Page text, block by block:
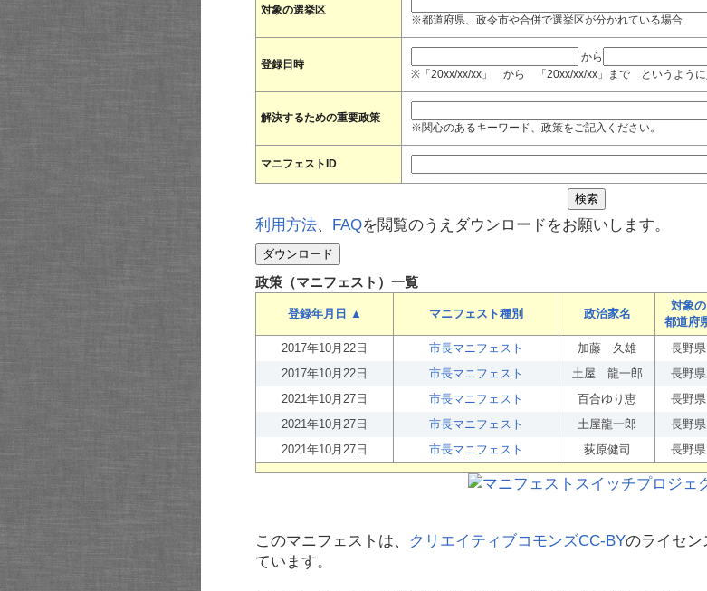
対象の選挙区
※都道府県、政令市や合併で選挙区が分かれている場合
登録日時
から
※「20xx/xx/xx」 から 「20xx/xx/xx」まで というように
解決するための重要政策
※関心のあるキーワード、政策をご記入ください。
マニフェストID
利用方法、 FAQを閲覧のうえダウンロードをお願いします。
政策（マニフェスト）一覧
登録年月日 ▲ マニフェスト種別 政治家名
対象の
都道府
2017年10月22日
市長マニフェスト 加藤 久雄 長野県
2017年10月22日
市長マニフェスト 土屋 龍一郎 長野県
2021年10月27日
市長マニフェスト 百合ゆり恵 長野県
2021年10月27日
市長マニフェスト 土屋龍一郎 長野県
2021年10月27日
市長マニフェスト 荻原健司 長野県
このマニフェストは、 クリエイティブコモンズCC-BYのライセン
ています。